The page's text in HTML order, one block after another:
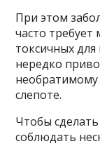
При этом
часто требует
токсичных
нередко
слепоте.
Чтобы
соблюдать